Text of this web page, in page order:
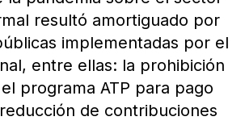
resultó amortiguado por
implementadas por el
entre ellas: la prohibición
programa ATP para pago
de contribuciones